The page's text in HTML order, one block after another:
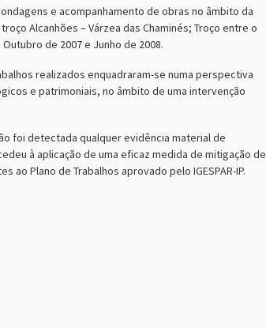
e acompanhamento de obras no âmbito da
Alcanhões – Várzea das Chaminés; Troço entre o
de 2007 e Junho de 2008.
realizados enquadraram-se numa perspectiva
e patrimoniais, no âmbito de uma intervenção
foi detectada qualquer evidência material de
à aplicação de uma eficaz medida de mitigação de
Plano de Trabalhos aprovado pelo IGESPAR-IP.